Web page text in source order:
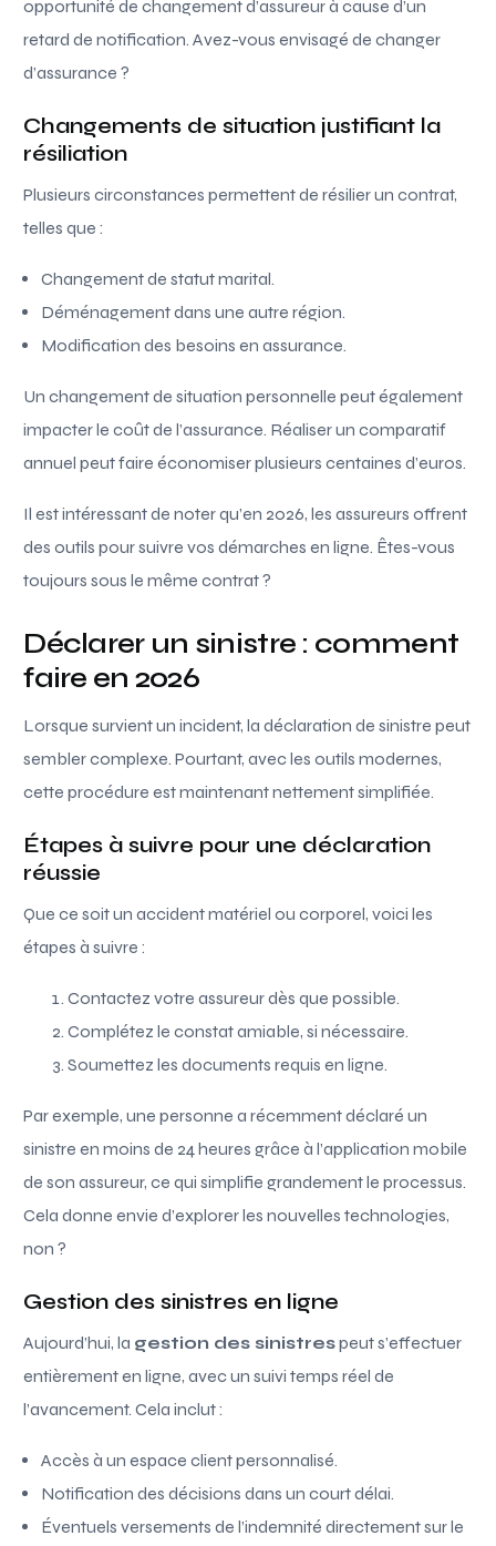
opportunité de changement d’assureur à cause d’un
retard de notification. Avez-vous envisagé de changer
d’assurance ?
Changements de situation justifiant la
résiliation
Plusieurs circonstances permettent de résilier un contrat,
telles que :
Changement de statut marital.
Déménagement dans une autre région.
Modification des besoins en assurance.
Un changement de situation personnelle peut également
impacter le coût de l’assurance. Réaliser un comparatif
annuel peut faire économiser plusieurs centaines d’euros.
Il est intéressant de noter qu’en 2026, les assureurs offrent
des outils pour suivre vos démarches en ligne. Êtes-vous
toujours sous le même contrat ?
Déclarer un sinistre : comment
faire en 2026
Lorsque survient un incident, la déclaration de sinistre peut
sembler complexe. Pourtant, avec les outils modernes,
cette procédure est maintenant nettement simplifiée.
Étapes à suivre pour une déclaration
réussie
Que ce soit un accident matériel ou corporel, voici les
étapes à suivre :
Contactez votre assureur dès que possible.
Complétez le constat amiable, si nécessaire.
Soumettez les documents requis en ligne.
Par exemple, une personne a récemment déclaré un
sinistre en moins de 24 heures grâce à l’application mobile
de son assureur, ce qui simplifie grandement le processus.
Cela donne envie d’explorer les nouvelles technologies,
non ?
Gestion des sinistres en ligne
Aujourd’hui, la gestion des sinistrespeut s’effectuer
entièrement en ligne, avec un suivi temps réel de
l’avancement. Cela inclut :
Accès à un espace client personnalisé.
Notification des décisions dans un court délai.
Éventuels versements de l’indemnité directement sur le